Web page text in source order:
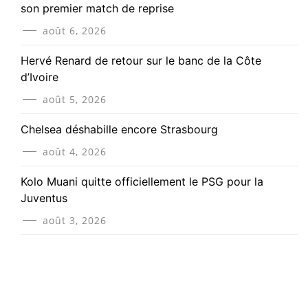
son premier match de reprise
août 6, 2026
Hervé Renard de retour sur le banc de la Côte
d’Ivoire
août 5, 2026
Chelsea déshabille encore Strasbourg
août 4, 2026
Kolo Muani quitte officiellement le PSG pour la
Juventus
août 3, 2026